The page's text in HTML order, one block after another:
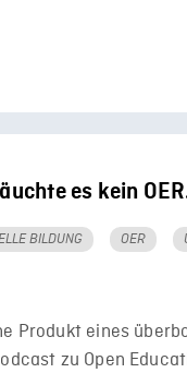
es kein
BILDUNG OER
Produkt eines
zu Open